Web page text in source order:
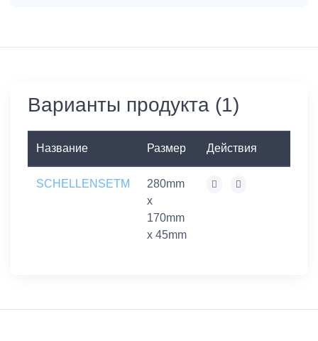
Варианты продукта (1)
Название Размер Действия
SCHELLENSETM
280mm
x
170mm
x 45mm